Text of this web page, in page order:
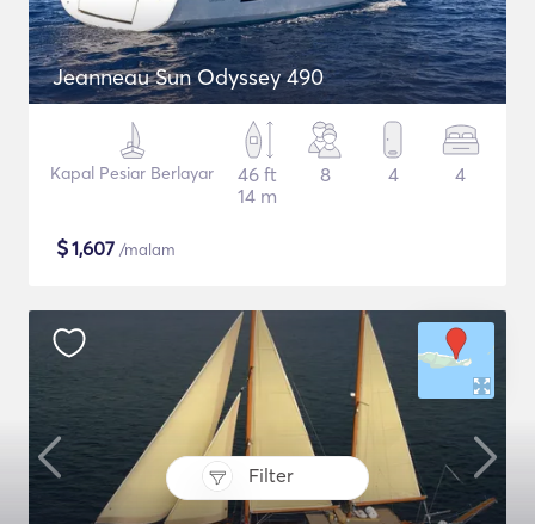
Filter
Jeanneau Sun Odyssey 490
Kapal Pesiar Berlayar
46 ft
14 m
8 4 4
$1,607 /malam